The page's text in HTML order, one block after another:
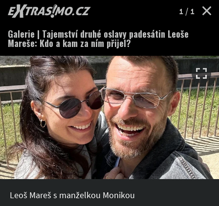
EXTRASIMO.cz 1 / 1
Galerie | Tajemství druhé oslavy padesátin Leoše
Mareše: Kdo a kam za ním přijel?
Leoš Mareš s manželkou Monikou